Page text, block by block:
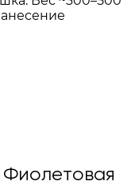
Фиолетовая